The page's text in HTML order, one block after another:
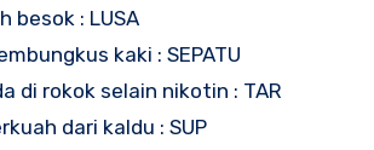
besok : LUSA
kaki : SEPATU
di rokok selain nikotin : TAR
dari kaldu : SUP